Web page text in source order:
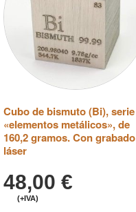
Cubo de bismuto (Bi), serie
«elementos metálicos», de
160,2 gramos. Con grabado
láser
48,00 €
(+IVA)